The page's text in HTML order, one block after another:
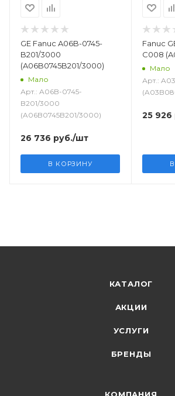
GE Fanuc A06B-0745-
B201/3000
(A06B0745B201/3000)
Мало
Арт.: A06B-0745-
B201/3000
(A06B0745B201/3000)
26 736 руб./шт
В КОРЗИНУ
Fanuc
C008
Мало
Арт.:
25 926
КАТАЛОГ
АКЦИИ
УСЛУГИ
БРЕНДЫ